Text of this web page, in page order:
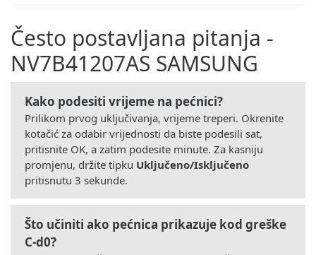
Često postavljana pitanja -
NV7B41207AS SAMSUNG
Kako podesiti vrijeme na pećnici?
Prilikom prvog uključivanja, vrijeme treperi. Okrenite
kotačić za odabir vrijednosti da biste podesili sat,
pritisnite OK, a zatim podesite minute. Za kasniju
promjenu, držite tipku Uključeno/Isključeno
pritisnutu 3 sekunde.
Što učiniti ako pećnica prikazuje kod greške
C-d0?